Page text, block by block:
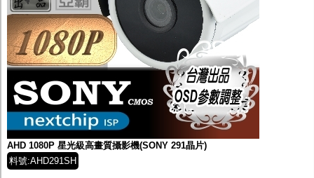
AHD 1080P 星光級高畫質攝影機(SONY 291晶片)
料號:AHD291SH